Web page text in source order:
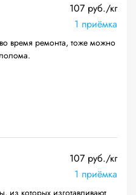
107 руб./кг
1 приёмка
время ремонта, тоже можно
107 руб./кг
1 приёмка
из которых изготавливают